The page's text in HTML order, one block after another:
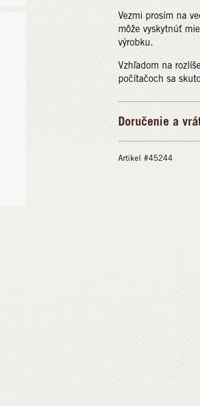
Vezmi prosím na
môže vyskytnúť
výrobku.
Vzhľadom na
počítačoch sa
Doručenie a
Artikel #45244